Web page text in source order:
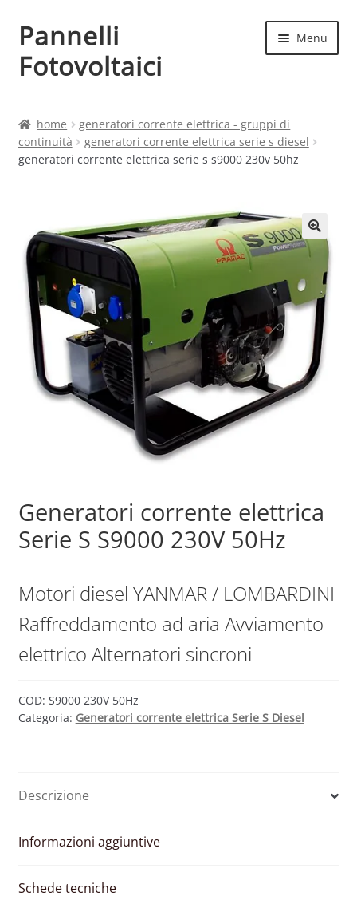
Vai
alla
navigazione
Vai
al
contenuto
Pannelli
Fotovoltaici
Menu
Cart
Chi siamo
Contatti
My account
Produttori
Sample Page
home
generatori corrente elettrica - gruppi di
continuità
generatori corrente elettrica serie s diesel
generatori corrente elettrica serie s s9000 230v 50hz
Generatori corrente elettrica
Serie S S9000 230V 50Hz
Motori diesel YANMAR / LOMBARDINI
Raffreddamento ad aria Avviamento
elettrico Alternatori sincroni
COD: S9000 230V 50Hz
Categoria: Generatori corrente elettrica Serie S Diesel
Descrizione
Informazioni aggiuntive
Schede tecniche